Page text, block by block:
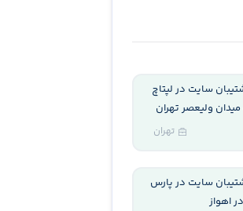
سایت در لپتاچ
ولیعصر تهران
تهران
سایت در پارس
اهواز